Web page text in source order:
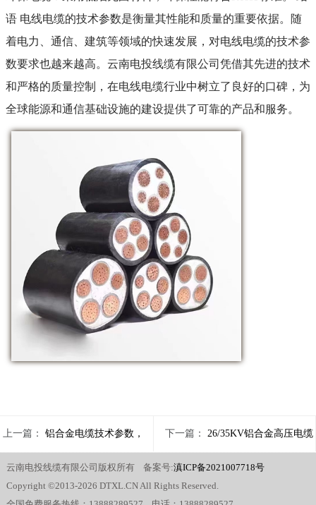
语 电线电缆的技术参数是衡量其性能和质量的重要依据。随
着电力、通信、建筑等领域的快速发展，对电线电缆的技术参
数要求也越来越高。云南电投线缆有限公司凭借其先进的技术
和严格的质量控制，在电线电缆行业中树立了良好的口碑，为
全球能源和通信基础设施的建设提供了可靠的产品和服务。
上一篇：铝合金电缆技术参数，
应用前景-云南电投线缆有限公司
下一篇：26/35KV铝合金高压电缆
生产厂家
云南电投线缆有限公司版权所有 备案号:滇ICP备2021007718号
Copyright ©2013-2026 DTXL.CN All Rights Reserved.